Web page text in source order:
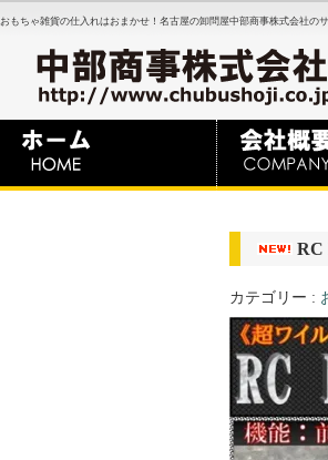
おもちゃ雑貨の仕入れはおまかせ！名古屋の卸問屋中部商事株式会社の
RC
カテゴリー :